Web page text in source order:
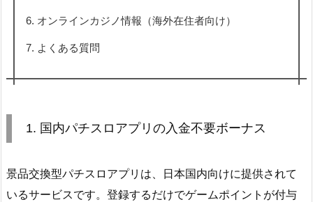
6. オンラインカジノ情報（海外在住者向け）
7. よくある質問
1. 国内パチスロアプリの入金不要ボーナス
景品交換型パチスロアプリは、日本国内向けに提供されて
いるサービスです。登録するだけでゲームポイントが付与